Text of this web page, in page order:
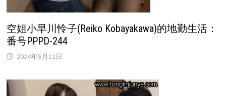
空姐小早川怜子(Reiko Kobayakawa)的地勤生活：
番号PPPD-244
2024年5月12日